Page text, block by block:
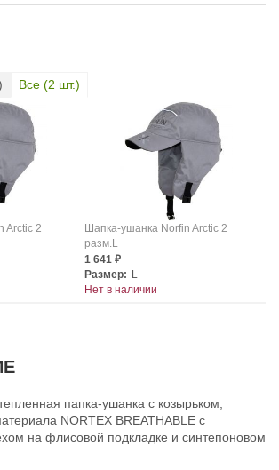
Все (2 шт.)
Arctic 2
Шапка-ушанка Norfin Arctic 2
разм.L
1 641 ₽
Размер: L
Нет в наличии
папка-ушанка с козырьком,
NORTEX BREATHABLE с
на флисовой подкладке и синтепоновом